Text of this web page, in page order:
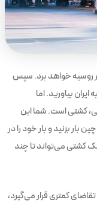
روسیه خواهد برد. سپس
بیاورید. اما
کشتی است. شما این
بار بزنید و بار خود را در
کشتی می‌تواند تا چند
کمتری قرار می‌گیرد،